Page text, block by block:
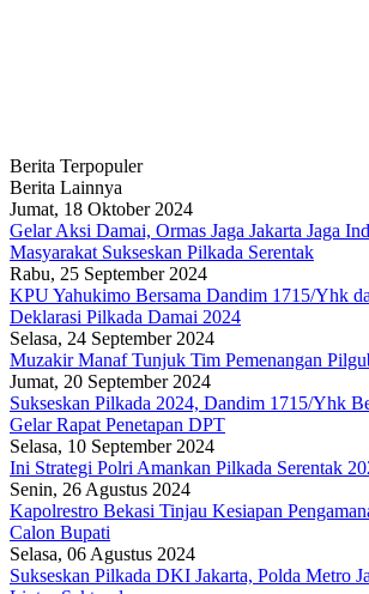
Berita Terpopuler
Berita Lainnya
Jumat, 18 Oktober 2024
Gelar Aksi Damai, Ormas Jaga Jakarta Jaga
Masyarakat Sukseskan Pilkada Serentak
Rabu, 25 September 2024
KPU Yahukimo Bersama Dandim 1715/Yhk
Deklarasi Pilkada Damai 2024
Selasa, 24 September 2024
Muzakir Manaf Tunjuk Tim Pemenangan
Jumat, 20 September 2024
Sukseskan Pilkada 2024, Dandim 1715/Yhk
Gelar Rapat Penetapan DPT
Selasa, 10 September 2024
Ini Strategi Polri Amankan Pilkada Serentak
Senin, 26 Agustus 2024
Kapolrestro Bekasi Tinjau Kesiapan
Calon Bupati
Selasa, 06 Agustus 2024
Sukseskan Pilkada DKI Jakarta, Polda Metro